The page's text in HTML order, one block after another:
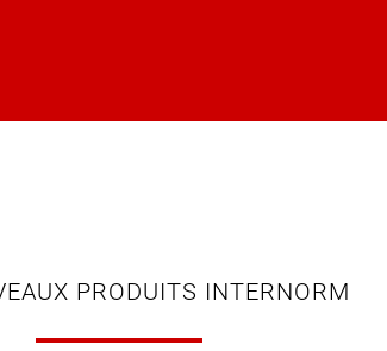
PRODUITS INTERNORM